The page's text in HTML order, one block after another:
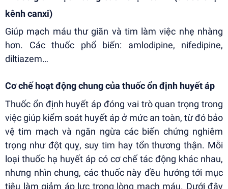
kênh canxi)
Giúp mạch máu thư giãn và tim làm việc nhẹ nhàng
hơn. Các thuốc phổ biến: amlodipine, nifedipine,
diltiazem…
Cơ chế hoạt động chung của thuốc ổn định huyết áp
Thuốc ổn định huyết áp đóng vai trò quan trọng trong
việc giúp kiểm soát huyết áp ở mức an toàn, từ đó bảo
vệ tim mạch và ngăn ngừa các biến chứng nghiêm
trọng như đột quỵ, suy tim hay tổn thương thận. Mỗi
loại thuốc hạ huyết áp có cơ chế tác động khác nhau,
nhưng nhìn chung, các thuốc này đều hướng tới mục
tiêu làm giảm áp lực trong lòng mạch máu. Dưới đây